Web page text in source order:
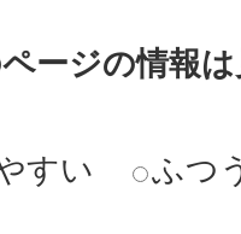
ージの情報
すい
ふつ